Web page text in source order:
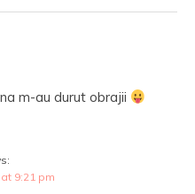
m-au durut obrajii
9:21 pm